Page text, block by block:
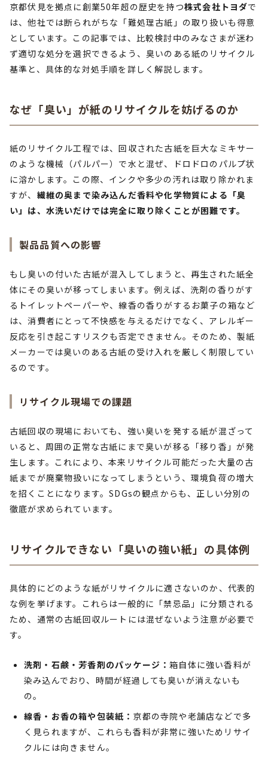
京都伏見を拠点に創業50年超の歴史を持つ株式会社トヨダで
は、他社では断られがちな「難処理古紙」の取り扱いも得意
としています。この記事では、比較検討中のみなさまが迷わ
ず適切な処分を選択できるよう、臭いのある紙のリサイクル
基準と、具体的な対処手順を詳しく解説します。
なぜ「臭い」が紙のリサイクルを妨げるのか
紙のリサイクル工程では、回収された古紙を巨大なミキサー
のような機械（パルパー）で水と混ぜ、ドロドロのパルプ状
に溶かします。この際、インクや多少の汚れは取り除かれま
すが、 繊維の奥まで染み込んだ香料や化学物質による「臭
い」は、水洗いだけでは完全に取り除くことが困難です。
製品品質への影響
もし臭いの付いた古紙が混入してしまうと、再生された紙全
体にその臭いが移ってしまいます。例えば、洗剤の香りがす
るトイレットペーパーや、線香の香りがするお菓子の箱など
は、消費者にとって不快感を与えるだけでなく、アレルギー
反応を引き起こすリスクも否定できません。そのため、製紙
メーカーでは臭いのある古紙の受け入れを厳しく制限してい
るのです。
リサイクル現場での課題
古紙回収の現場においても、強い臭いを発する紙が混ざって
いると、周囲の正常な古紙にまで臭いが移る「移り香」が発
生します。これにより、本来リサイクル可能だった大量の古
紙までが廃棄物扱いになってしまうという、環境負荷の増大
を招くことになります。SDGsの観点からも、正しい分別の
徹底が求められています。
リサイクルできない「臭いの強い紙」の具体例
具体的にどのような紙がリサイクルに適さないのか、代表的
な例を挙げます。これらは一般的に「禁忌品」に分類される
ため、通常の古紙回収ルートには混ぜないよう注意が必要で
す。
洗剤・石鹸・芳香剤のパッケージ：箱自体に強い香料が
染み込んでおり、時間が経過しても臭いが消えないも
の。
線香・お香の箱や包装紙： 京都の寺院や老舗店などで多
く見られますが、これらも香料が非常に強いためリサイ
クルには向きません。